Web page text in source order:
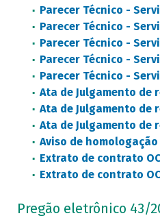
Parecer Técnico -
Parecer Técnico -
Parecer Técnico -
Parecer Técnico -
Parecer Técnico -
Ata de Julgamento de
Ata de Julgamento de
Ata de Julgamento de
Aviso de homologação
Extrato de contrato
Extrato de contrato
Pregão eletrônico 43/